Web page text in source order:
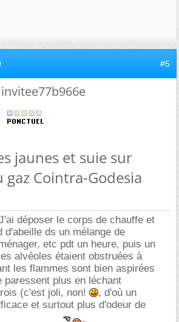
#5
invitee77b966e
jaunes et suie sur
gaz Cointra-Godesia
déposer le corps de chauffe et
d'abeille ds un mélange de
etc pdt un heure, puis un
alvéoles étaient obstruées à
les flammes sont bien aspirées
paressent plus en léchant
(c'est joli, non!
, d'où un
et surtout plus d'odeur de